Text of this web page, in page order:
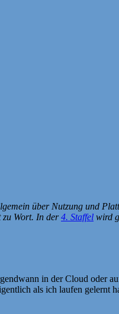
über Nutzung und
zu Wort. In der4. Staffel wird
in der Cloud oder
als ich laufen gelernt